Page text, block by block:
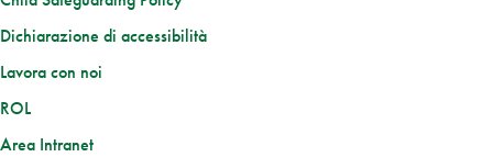
Dichiarazione di accessibilità
Lavora con noi
ROL
Area Intranet